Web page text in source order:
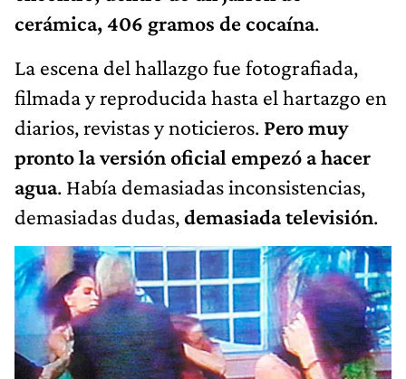
cerámica, 406 gramos de cocaína.
La escena del hallazgo fue fotografiada,
filmada y reproducida hasta el hartazgo en
diarios, revistas y noticieros. Pero muy
pronto la versión oficial empezó a hacer
agua. Había demasiadas inconsistencias,
demasiadas dudas,demasiada televisión.